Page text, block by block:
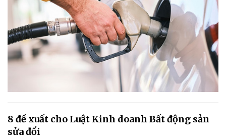
8 đề xuất cho Luật Kinh doanh Bất động sản
sửa đổi